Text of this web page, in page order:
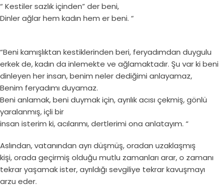
“ Kestiler sazlık içinden” der beni,
Dinler ağlar hem kadın hem er beni. “
“Beni kamışlıktan kestiklerinden beri, feryadımdan duygulu
erkek de, kadın da inlemekte ve ağlamaktadır. Şu var ki beni
dinleyen her insan, benim neler dediğimi anlayamaz,
Benim feryadımı duyamaz.
Beni anlamak, beni duymak için, ayrılık acısı çekmiş, gönlü
yaralanmış, içli bir
insan isterim ki, acılarımı, dertlerimi ona anlatayım. “
Aslından, vatanından ayrı düşmüş, oradan uzaklaşmış
kişi, orada geçirmiş olduğu mutlu zamanları arar, o zamanı
tekrar yaşamak ister, ayrıldığı sevgiliye tekrar kavuşmayı
arzu eder.